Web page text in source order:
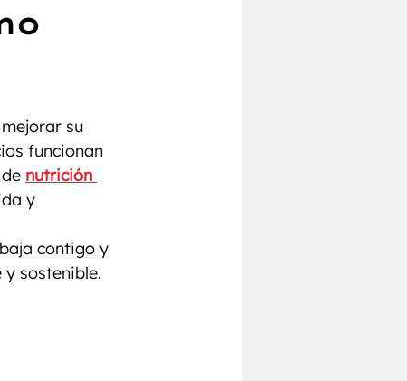
Anabólicos
Pecho
su
funcionan
nutrición
y
contigo y
sostenible.